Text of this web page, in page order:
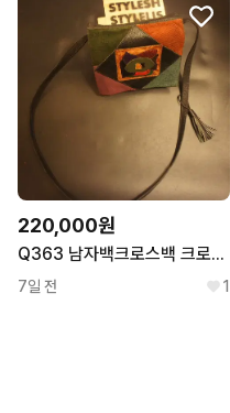
220,000원
Q363 남자백크로스백 크로스가방남성 레더백 빈티지 가죽가방레더가방
7일 전 1